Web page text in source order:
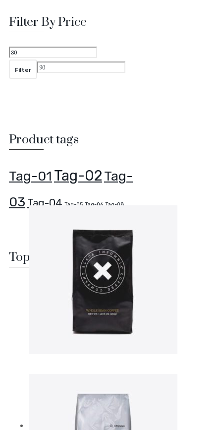
Filter By Price
Min.
prijs
Filter
Product tags
Tag-01 Tag-02Tag-
03 Tag-04 Tag-05 Tag-06 Tag-08
Top rated products